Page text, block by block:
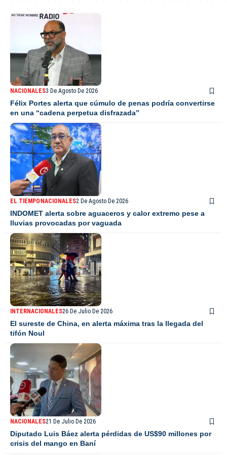
NACIONALES3 De Agosto De 2026
Félix Portes alerta que cúmulo de penas podría convertirse
en una “cadena perpetua disfrazada”
EL TIEMPONACIONALES2 De Agosto De 2026
INDOMET alerta sobre aguaceros y calor extremo pese a
lluvias provocadas por vaguada
INTERNACIONALES26 De Julio De 2026
El sureste de China, en alerta máxima tras la llegada del
tifón Noul
NACIONALES21 De Julio De 2026
Diputado Luis Báez alerta pérdidas de US$90 millones por
crisis del mango en Baní